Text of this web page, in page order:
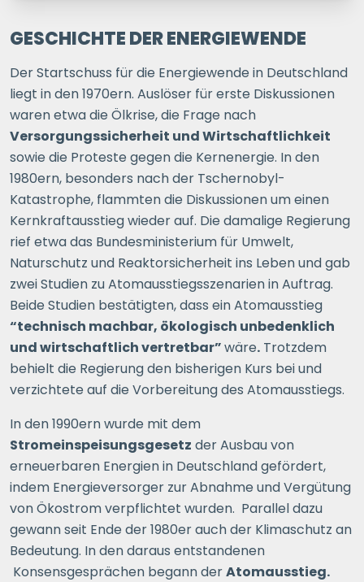
Ihre Postleitzahl
ERSPARNIS BERECHNEN
oderdirekt registrieren
GESCHICHTE DER ENERGIEWENDE
Der Startschuss für die Energiewende in Deutschland
liegt in den 1970ern. Auslöser für erste Diskussionen
waren etwa die Ölkrise, die Frage nach
Versorgungssicherheit und Wirtschaftlichkeit
sowie die Proteste gegen die Kernenergie. In den
1980ern, besonders nach der Tschernobyl-
Katastrophe, flammten die Diskussionen um einen
Kernkraftausstieg wieder auf. Die damalige Regierung
rief etwa das Bundesministerium für Umwelt,
Naturschutz und Reaktorsicherheit ins Leben und gab
zwei Studien zu Atomausstiegsszenarien in Auftrag.
Beide Studien bestätigten, dass ein Atomausstieg
“technisch machbar, ökologisch unbedenklich
und wirtschaftlich vertretbar”wäre. Trotzdem
behielt die Regierung den bisherigen Kurs bei und
verzichtete auf die Vorbereitung des Atomausstiegs.
In den 1990ern wurde mit dem
Stromeinspeisungsgesetz der Ausbau von
erneuerbaren Energien in Deutschland gefördert,
indem Energieversorger zur Abnahme und Vergütung
von Ökostrom verpflichtet wurden. Parallel dazu
gewann seit Ende der 1980er auch der Klimaschutz an
Bedeutung. In den daraus entstandenen
Konsensgesprächen begann derAtomausstieg.